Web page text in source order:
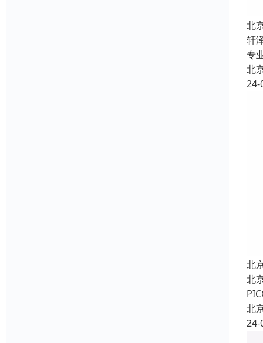
北
轩
专
北
24-
北
北
北
24-